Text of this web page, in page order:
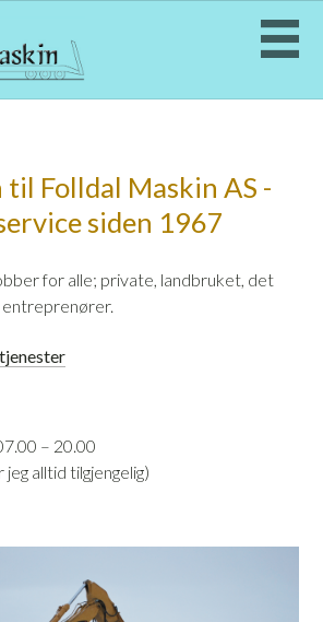
til Folldal Maskin AS -
siden 1967
for alle; private, landbruket, det
entreprenører.
– 20.00
alltid tilgjengelig)